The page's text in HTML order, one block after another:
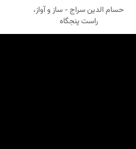
حسام الدین سراج - ساز و آواز،
راست پنجگاه